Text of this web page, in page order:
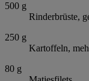
500 g
Rinderbrüste,
250 g
Kartoffeln,
80 g